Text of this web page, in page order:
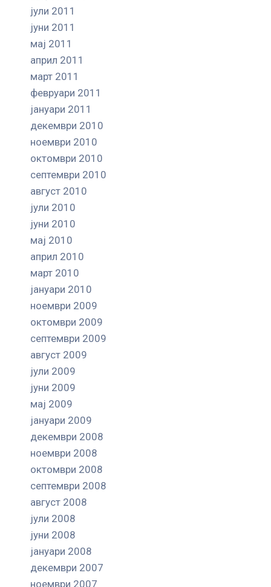
јули 2011
јуни 2011
мај 2011
април 2011
март 2011
февруари 2011
јануари 2011
декември 2010
ноември 2010
октомври 2010
септември 2010
август 2010
јули 2010
јуни 2010
мај 2010
април 2010
март 2010
јануари 2010
ноември 2009
октомври 2009
септември 2009
август 2009
јули 2009
јуни 2009
мај 2009
јануари 2009
декември 2008
ноември 2008
октомври 2008
септември 2008
август 2008
јули 2008
јуни 2008
јануари 2008
декември 2007
ноември 2007